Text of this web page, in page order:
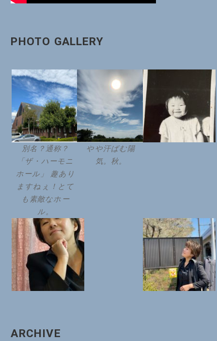
PHOTO GALLERY
別名？通称？
「ザ・ハーモニ
ホール」 趣あり
ますねぇ！とて
も素敵なホー
ル。
やや汗ばむ陽
気。秋。
ARCHIVE